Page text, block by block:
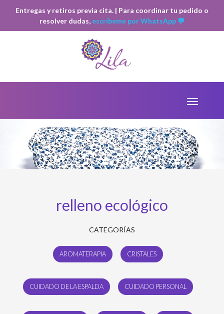
Entregas y retiros previa cita. | Para coordinar tu pedido o
resolver dudas, escríbeme por WhatsApp 💬
relleno ecológico
CATEGORÍAS
AROMATERAPIA CRISTALES
CUIDADO DE LA ESPALDA CUIDADO PERSONAL